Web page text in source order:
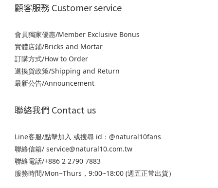
顧客服務 Customer service
會員獨家優惠/Member Exclusive Bonus
實體店鋪/Bricks and Mortar
訂購方式/How to Order
退換貨政策/Shipping and Return
最新公告/Announcement
聯絡我們 Contact us
Line客服/點擊加入 或搜尋 id：@natural10fans
聯絡信箱/ service@natural10.com.tw
聯絡電話/+886 2 2790 7883
服務時間/Mon~Thurs，9:00~18:00 (週五正常出貨）